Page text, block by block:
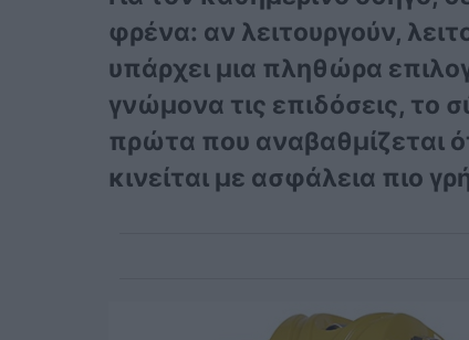
φρένα: αν λειτουργούν,
υπάρχει μια πληθώρα
γνώμονα τις επιδόσεις, το
πρώτα που αναβαθμίζεται
κινείται με ασφάλεια πιο